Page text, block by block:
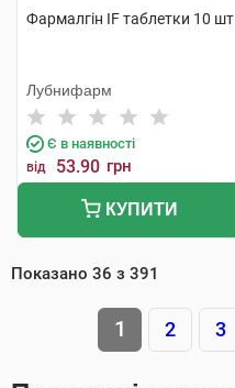
Фармалгін IF таблетки 10 шт
Лубнифарм
Є в наявності
від 53.90 грн
КУПИТИ
Показано 36 з 391
1 2 3